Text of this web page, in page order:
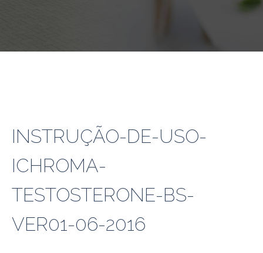
INSTRUÇÃO-DE-USO-
ICHROMA-
TESTOSTERONE-BS-
VER01-06-2016